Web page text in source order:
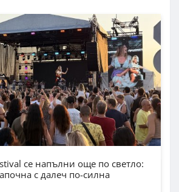
се напълни още по светло:
с далеч по-силна